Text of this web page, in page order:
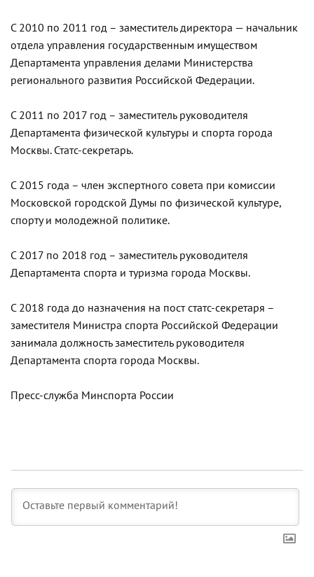
С 2010 по 2011 год – заместитель директора — начальник
отдела управления государственным имуществом
Департамента управления делами Министерства
регионального развития Российской Федерации.
С 2011 по 2017 год – заместитель руководителя
Департамента физической культуры и спорта города
Москвы. Статс-секретарь.
С 2015 года – член экспертного совета при комиссии
Московской городской Думы по физической культуре,
спорту и молодежной политике.
С 2017 по 2018 год – заместитель руководителя
Департамента спорта и туризма города Москвы.
С 2018 года до назначения на пост статс-секретаря –
заместителя Министра спорта Российской Федерации
занимала должность заместитель руководителя
Департамента спорта города Москвы.
Пресс-служба Минспорта России